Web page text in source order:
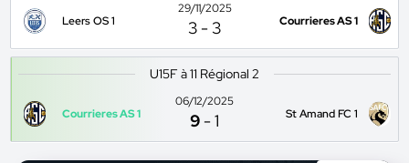
Leers OS 1
29/11/2025
3 - 3 Courrieres AS 1
U15F à 11 Régional 2
Courrieres AS 1
06/12/2025
9 -1 St Amand FC 1